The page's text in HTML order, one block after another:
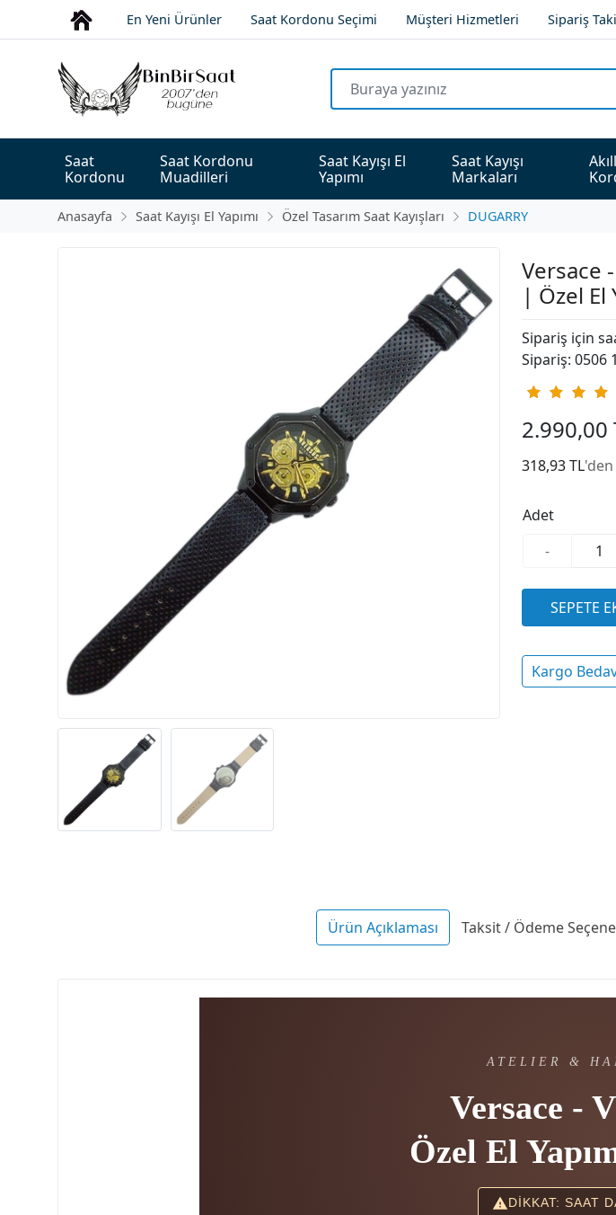
En Yeni Ürünler Saat Kordonu Seçimi Müşteri Hizmetleri Sipariş
Saat
Kordonu
Saat Kordonu
Muadilleri
Saat Kayışı El
Yapımı
Saat Kayışı
Markaları
Anasayfa Saat Kayışı El Yapımı Özel Tasarım Saat Kayışları DUGARRY
Versace
| Özel El
Sipariş için
Sipariş: 0506
2.990,00
318,93 TL
Adet
-
Kargo
Ürün Açıklaması Taksit / Ödeme
ATELIER &
Versace -
Özel El
DİKKAT: SAAT